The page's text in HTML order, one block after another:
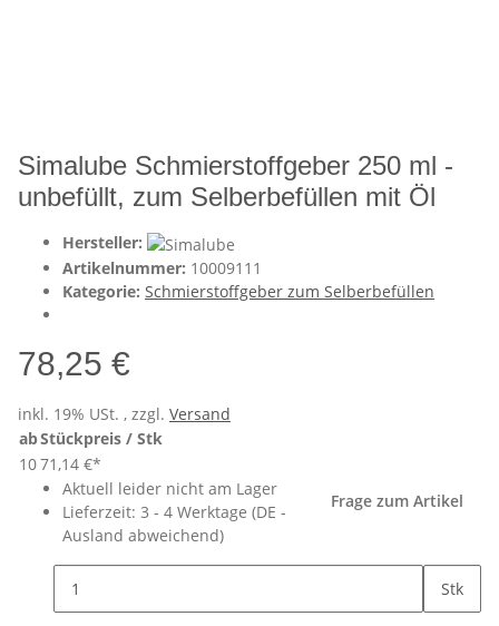
Simalube Schmierstoffgeber 250 ml -
unbefüllt, zum Selberbefüllen mit Öl
Hersteller:
Artikelnummer: 10009111
Kategorie: Schmierstoffgeber zum Selberbefüllen
78,25 €
inkl. 19% USt. , zzgl. Versand
abStückpreis / Stk
1071,14 €*
Aktuell leider nicht am Lager
Lieferzeit: 3 - 4 Werktage (DE -
Ausland abweichend)
Frage zum Artikel
Stk